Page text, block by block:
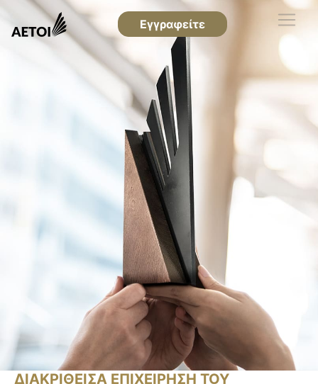
Εγγραφείτε
ΔΙΑΚΡΙΘΕΙΣΑ ΕΠΙΧΕΙΡΗΣΗ ΤΟΥ